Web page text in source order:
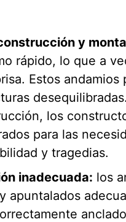
y
rápido, lo que a
Estos
los
para las
y tragedias.
inadecuada: los
apuntalados